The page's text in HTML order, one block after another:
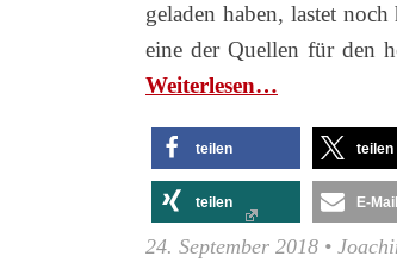
geladen haben, lastet
eine der Quellen für den
Wei­ter­le­sen…
teilen teilen
teilen E-Mail
24. September 2018 •